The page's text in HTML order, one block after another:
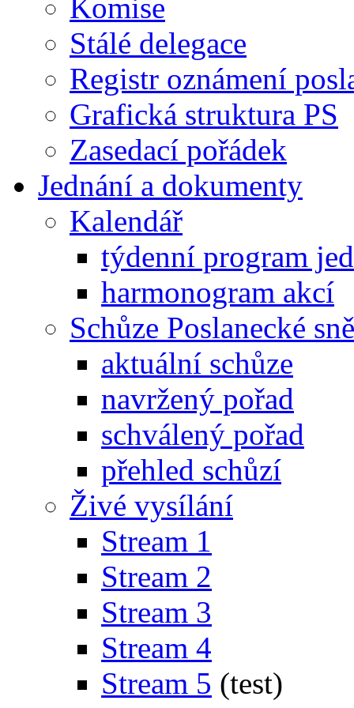
Komise
Stálé delegace
Registr oznámení
Grafická struktura PS
Zasedací pořádek
Jednání a dokumenty
Kalendář
týdenní program
harmonogram akcí
Schůze Poslanecké
aktuální schůze
navržený pořad
schválený pořad
přehled schůzí
Živé vysílání
Stream 1
Stream 2
Stream 3
Stream 4
Stream 5 (test)